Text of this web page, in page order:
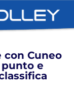
con Cuneo
e